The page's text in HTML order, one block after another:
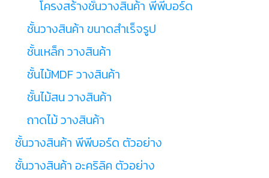
โครงสร้างชั้นวางสินค้า พีพีบอร์ด
ชั้นวางสินค้า ขนาดสำเร็จรูป
ชั้นเหล็ก วางสินค้า
ชั้นไม้MDF วางสินค้า
ชั้นไม้สน วางสินค้า
ถาดไม้ วางสินค้า
ชั้นวางสินค้า พีพีบอร์ด ตัวอย่าง
ชั้นวางสินค้า อะคริลิค ตัวอย่าง